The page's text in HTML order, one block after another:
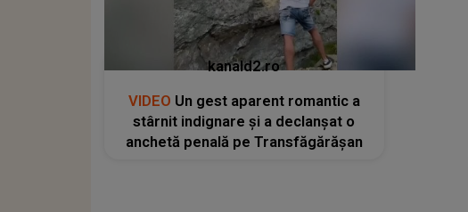
kanald2.ro
VIDEO Un gest aparent romantic a
stârnit indignare și a declanșat o
anchetă penală pe Transfăgărășan